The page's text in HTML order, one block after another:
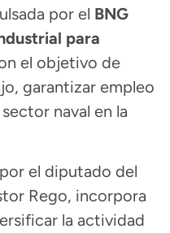
por el BNG
para
el objetivo de
garantizar empleo
naval en la
el diputado del
Rego, incorpora
la actividad